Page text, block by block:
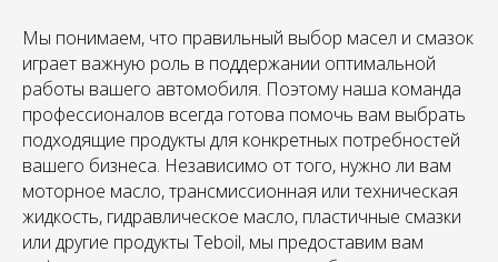
Мы понимаем, что правильный выбор масел и смазок
играет важную роль в поддержании оптимальной
работы вашего автомобиля. Поэтому наша команда
профессионалов всегда готова помочь вам выбрать
подходящие продукты для конкретных потребностей
вашего бизнеса. Независимо от того, нужно ли вам
моторное масло, трансмиссионная или техническая
жидкость, гидравлическое масло, пластичные смазки
или другие продукты Teboil, мы предоставим вам